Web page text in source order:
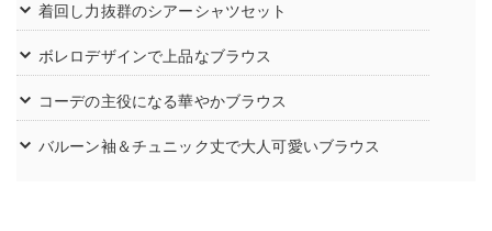
着回し力抜群のシアーシャツセット
ボレロデザインで上品なブラウス
コーデの主役になる華やかブラウス
バルーン袖＆チュニック丈で大人可愛いブラウス